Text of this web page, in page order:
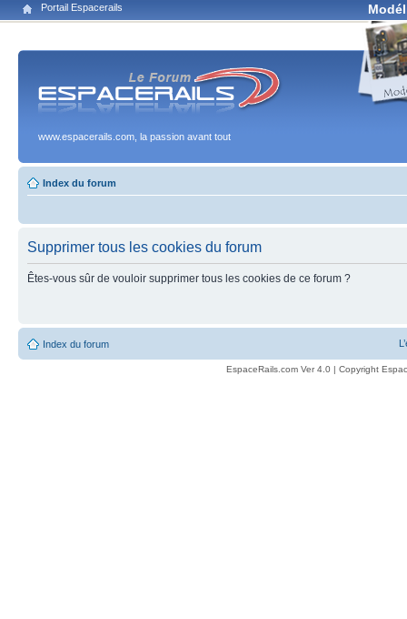
Portail Espacerails
www.espacerails.com, la passion avant tout
Index du forum
Supprimer tous les cookies du forum
Êtes-vous sûr de vouloir supprimer tous les cookies de ce forum ?
Index du forum
EspaceRails.com Ver 4.0 | Copyright